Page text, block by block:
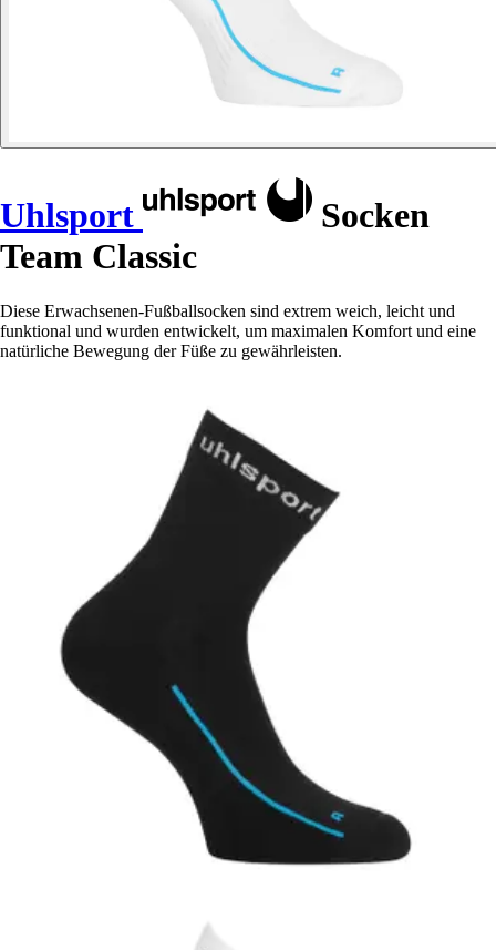
Uhlsport
Socken
Team Classic
Diese Erwachsenen-Fußballsocken sind extrem weich, leicht und
funktional und wurden entwickelt, um maximalen Komfort und eine
natürliche Bewegung der Füße zu gewährleisten.